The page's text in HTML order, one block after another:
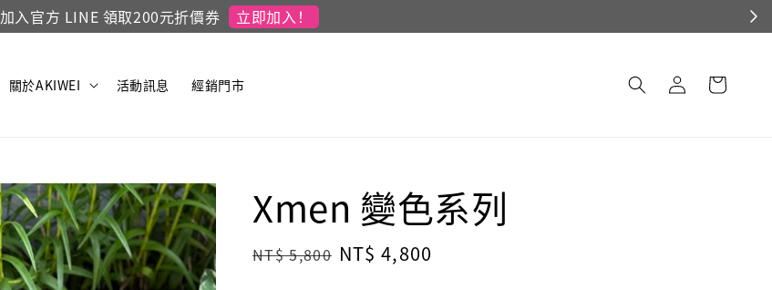
加入官方 LINE 領取200元折價券 立即加入！
關於AKIWEI 活動訊息 經銷門市
Xmen 變色系列
Regular
NT$ 5,800 Sale
NT$ 4,800